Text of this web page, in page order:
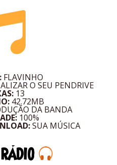
FLAVINHO
O SEU PENDRIVE
13
42.72MB
DA BANDA
100%
SUA MÚSICA